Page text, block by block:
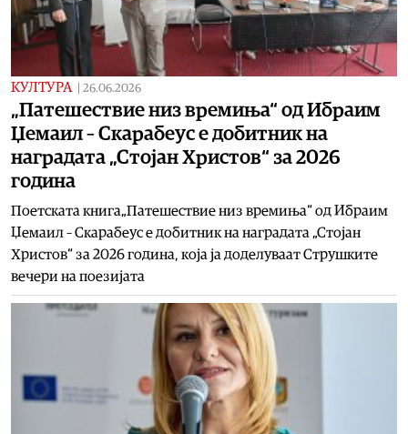
КУЛТУРА 26.06.2026
„Патешествие низ времиња“ од Ибраим
Џемаил – Скарабеус е добитник на
наградата „Стојан Христов“ за 2026
година
Поетската книга„Патешествие низ времиња“ од Ибраим
Џемаил – Скарабеус е добитник на наградата „Стојан
Христов“ за 2026 година, која ја доделуваат Струшките
вечери на поезијата